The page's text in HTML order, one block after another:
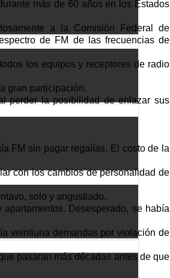
más de 60 años en los Estados
a la Comisión Federal de
de FM de las frecuencias de
los equipos y receptores de radio
gran participación.
perder la posibilidad de enlazar sus
FM sin pagar regalías. El costo de la
con los cambios de personalidad de
solo y angustiado.
Desesperado, se había
veintiuna demandas por violación de
pasaran más décadas antes de que